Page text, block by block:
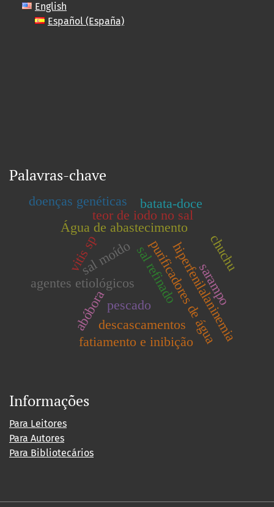
English
Español (España)
Palavras-chave
pescado
agentes etiológicos purificadores de água
Água de abastecimento
sal refinado
sal moído
teor de iodo no sal
hiperfenilalaninemia
abóbora
chuchu
batata-doce
vitis sp
descascamentos
fatiamento e inibição
sarampo
doenças genéticas
Informações
Para Leitores
Para Autores
Para Bibliotecários